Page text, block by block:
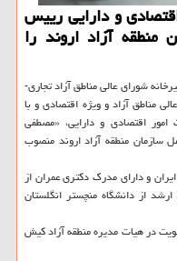
و دارایی رییس
منطقه آزاد اروند را
شورای عالی مناطق آزاد تجاری-
مناطق آزاد و ویژه اقتصادی و با
اقتصادی و دارایی، «مصطفی
سازمان منطقه آزاد اروند منصوب
ایران و دارای مدرک دکتری عمران از
از دانشگاه منچستر انگلستان
در هیات مدیره منطقه آزاد کیش